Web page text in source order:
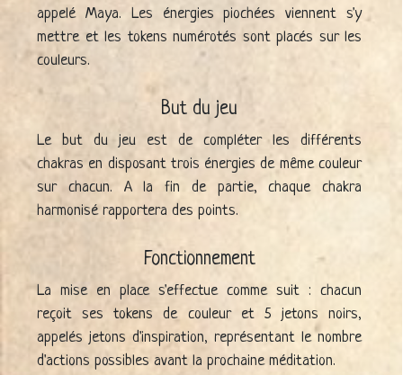
appelé Maya. Les énergies piochées viennent s'y
mettre et les tokens numérotés sont placés sur les
couleurs.
But du jeu
Le but du jeu est de compléter les différents
chakras en disposant trois énergies de même couleur
sur chacun. A la fin de partie, chaque chakra
harmonisé rapportera des points.
Fonctionnement
La mise en place s'effectue comme suit : chacun
reçoit ses tokens de couleur et 5 jetons noirs,
appelés jetons d'inspiration, représentant le nombre
d'actions possibles avant la prochaine méditation.